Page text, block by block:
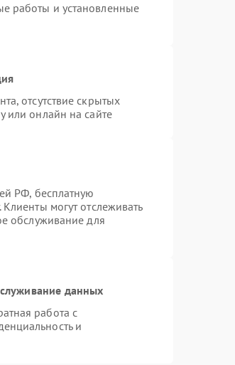
работы и установленные
отсутствие скрытых
или онлайн на сайте
РФ, бесплатную
могут отслеживать
обслуживание для
данных
работа с
и